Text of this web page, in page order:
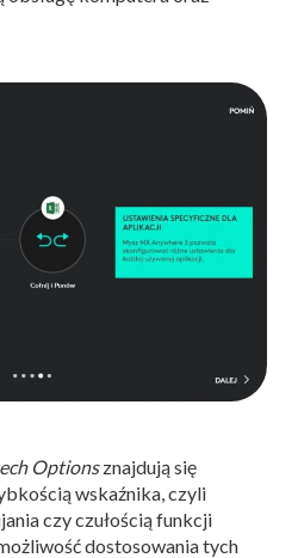
Optionsznajdują się
wskaźnika, czyli
czy czułością funkcji
dostosowania tych